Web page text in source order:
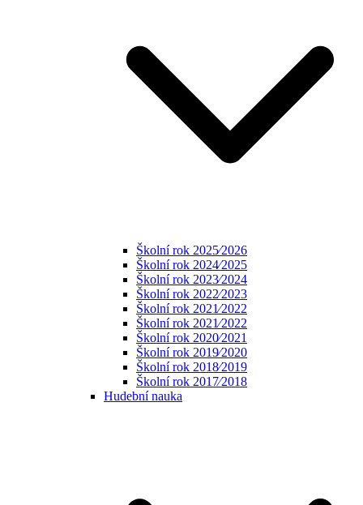
Školní rok 2025⁄2026
Školní rok 2024⁄2025
Školní rok 2023⁄2024
Školní rok 2022⁄2023
Školní rok 2021⁄2022
Školní rok 2021⁄2022
Školní rok 2020⁄2021
Školní rok 2019⁄2020
Školní rok 2018⁄2019
Školní rok 2017⁄2018
Hudební nauka